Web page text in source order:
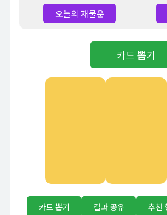
오늘의 재물운
카드 뽑기
카드 뽑기 결과 공유 추천